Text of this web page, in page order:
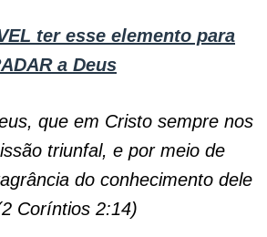
ter esse elemento para
a Deus
que em Cristo sempre nos
triunfal, e por meio de
do conhecimento dele
Coríntios 2:14)